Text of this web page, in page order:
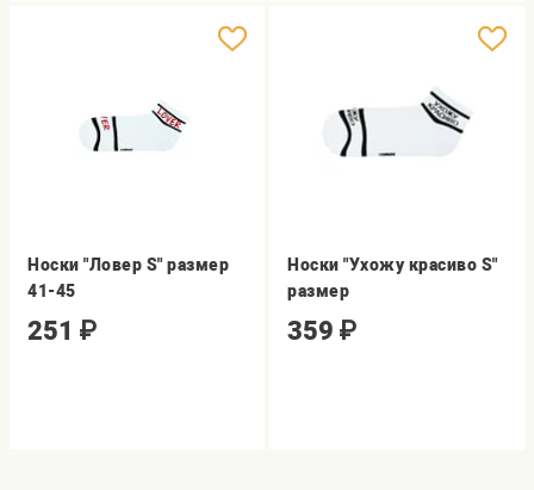
Носки "Ловер S" размер
41-45
251 ₽
Носки "Ухожу красиво S"
размер
359 ₽